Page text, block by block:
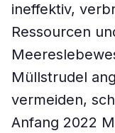
ineffektiv,
Ressourcen
Müllstrudel
vermeiden,
Anfang 2022